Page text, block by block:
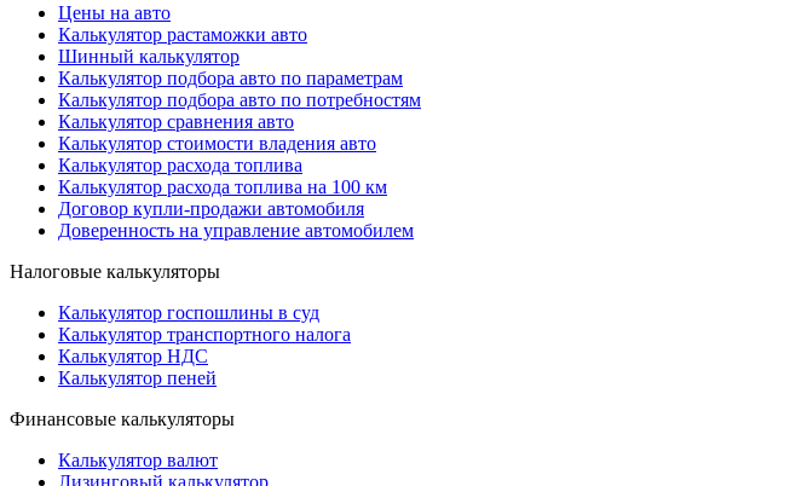
Цены на авто
Калькулятор растаможки авто
Шинный калькулятор
Калькулятор подбора авто по параметрам
Калькулятор подбора авто по потребностям
Калькулятор сравнения авто
Калькулятор стоимости владения авто
Калькулятор расхода топлива
Калькулятор расхода топлива на 100 км
Договор купли-продажи автомобиля
Доверенность на управление автомобилем
Налоговые калькуляторы
Калькулятор госпошлины в суд
Калькулятор транспортного налога
Калькулятор НДС
Калькулятор пеней
Финансовые калькуляторы
Калькулятор валют
Лизинговый калькулятор